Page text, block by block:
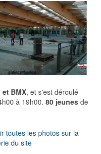
et BMX, et s'est déroulé
à 19h00. 80 jeunes de
toutes les photos sur la
du site